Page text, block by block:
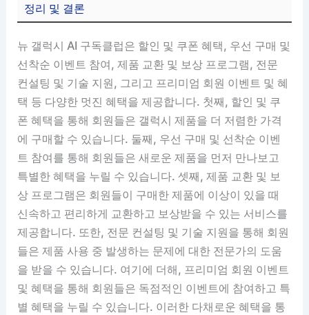
정리 및 결론
뉴 갤럭시 AI 구독클럽은 할인 및 쿠폰 혜택, 우선 구매 및
선착순 이벤트 참여, 제품 교환 및 보상 프로그램, 전문
컨설팅 및 기술 지원, 그리고 프리미엄 회원 이벤트 및 혜
택 등 다양한 멋진 혜택을 제공합니다. 첫째, 할인 및 쿠
폰 혜택을 통해 회원들은 갤럭시 제품을 더 저렴한 가격
에 구매할 수 있습니다. 둘째, 우선 구매 및 선착순 이벤
트 참여를 통해 회원들은 새로운 제품을 먼저 만나보고
특별한 혜택을 누릴 수 있습니다. 셋째, 제품 교환 및 보
상 프로그램은 회원들이 구매한 제품에 이상이 있을 때
신속하고 편리하게 교환하고 보상받을 수 있는 서비스를
제공합니다. 또한, 전문 컨설팅 및 기술 지원을 통해 회원
들은 제품 사용 중 발생하는 문제에 대한 전문가의 도움
을 받을 수 있습니다. 여기에 더해, 프리미엄 회원 이벤트
및 혜택을 통해 회원들은 독점적인 이벤트에 참여하고 특
별 혜택을 누릴 수 있습니다. 이러한 다채로운 혜택을 통